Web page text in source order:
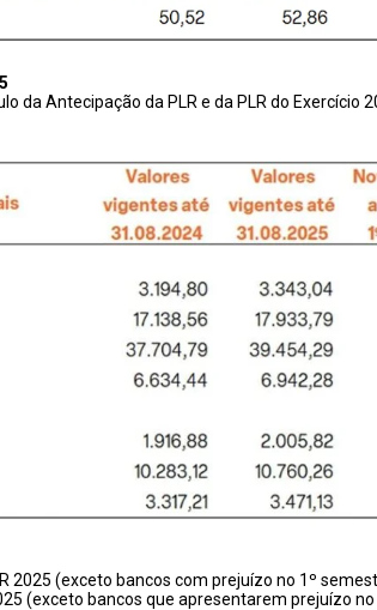
da Antecipação da PLR e da PLR do Exercício
(exceto bancos com prejuízo no 1º
(exceto bancos que apresentarem prejuízo